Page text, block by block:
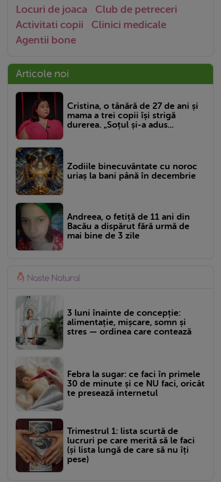
Locuri de joaca
Club de petreceri
Activitati copii
Clinici medicale
Agentii bone
Articole noi
Cristina, o tânără de 27 de ani și
mama a trei copii își strigă
durerea. „Soțul și-a adus...
Zodiile binecuvântate cu noroc
uriaș la bani până în decembrie
Andreea, o fetiță de 11 ani din
Bacău a dispărut fără urmă de
mai bine de 3 zile
3 luni înainte de concepție:
alimentație, mișcare, somn și
stres — ordinea care contează
Febra la sugar: ce faci în primele
30 de minute și ce NU faci, oricât
te presează internetul
Trimestrul 1: lista scurtă de
lucruri pe care merită să le faci
(și lista lungă de care să nu îți
pese)